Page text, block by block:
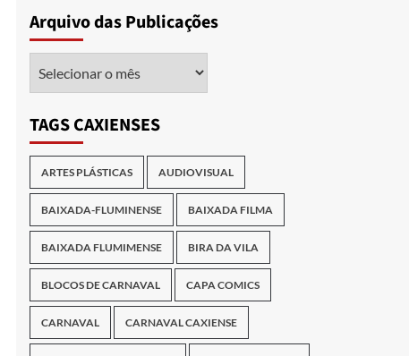
Arquivo das Publicações
TAGS CAXIENSES
ARTES PLÁSTICAS AUDIOVISUAL
BAIXADA-FLUMINENSE BAIXADA FILMA
BAIXADA FLUMIMENSE BIRA DA VILA
BLOCOS DE CARNAVAL CAPA COMICS
CARNAVAL CARNAVAL CAXIENSE